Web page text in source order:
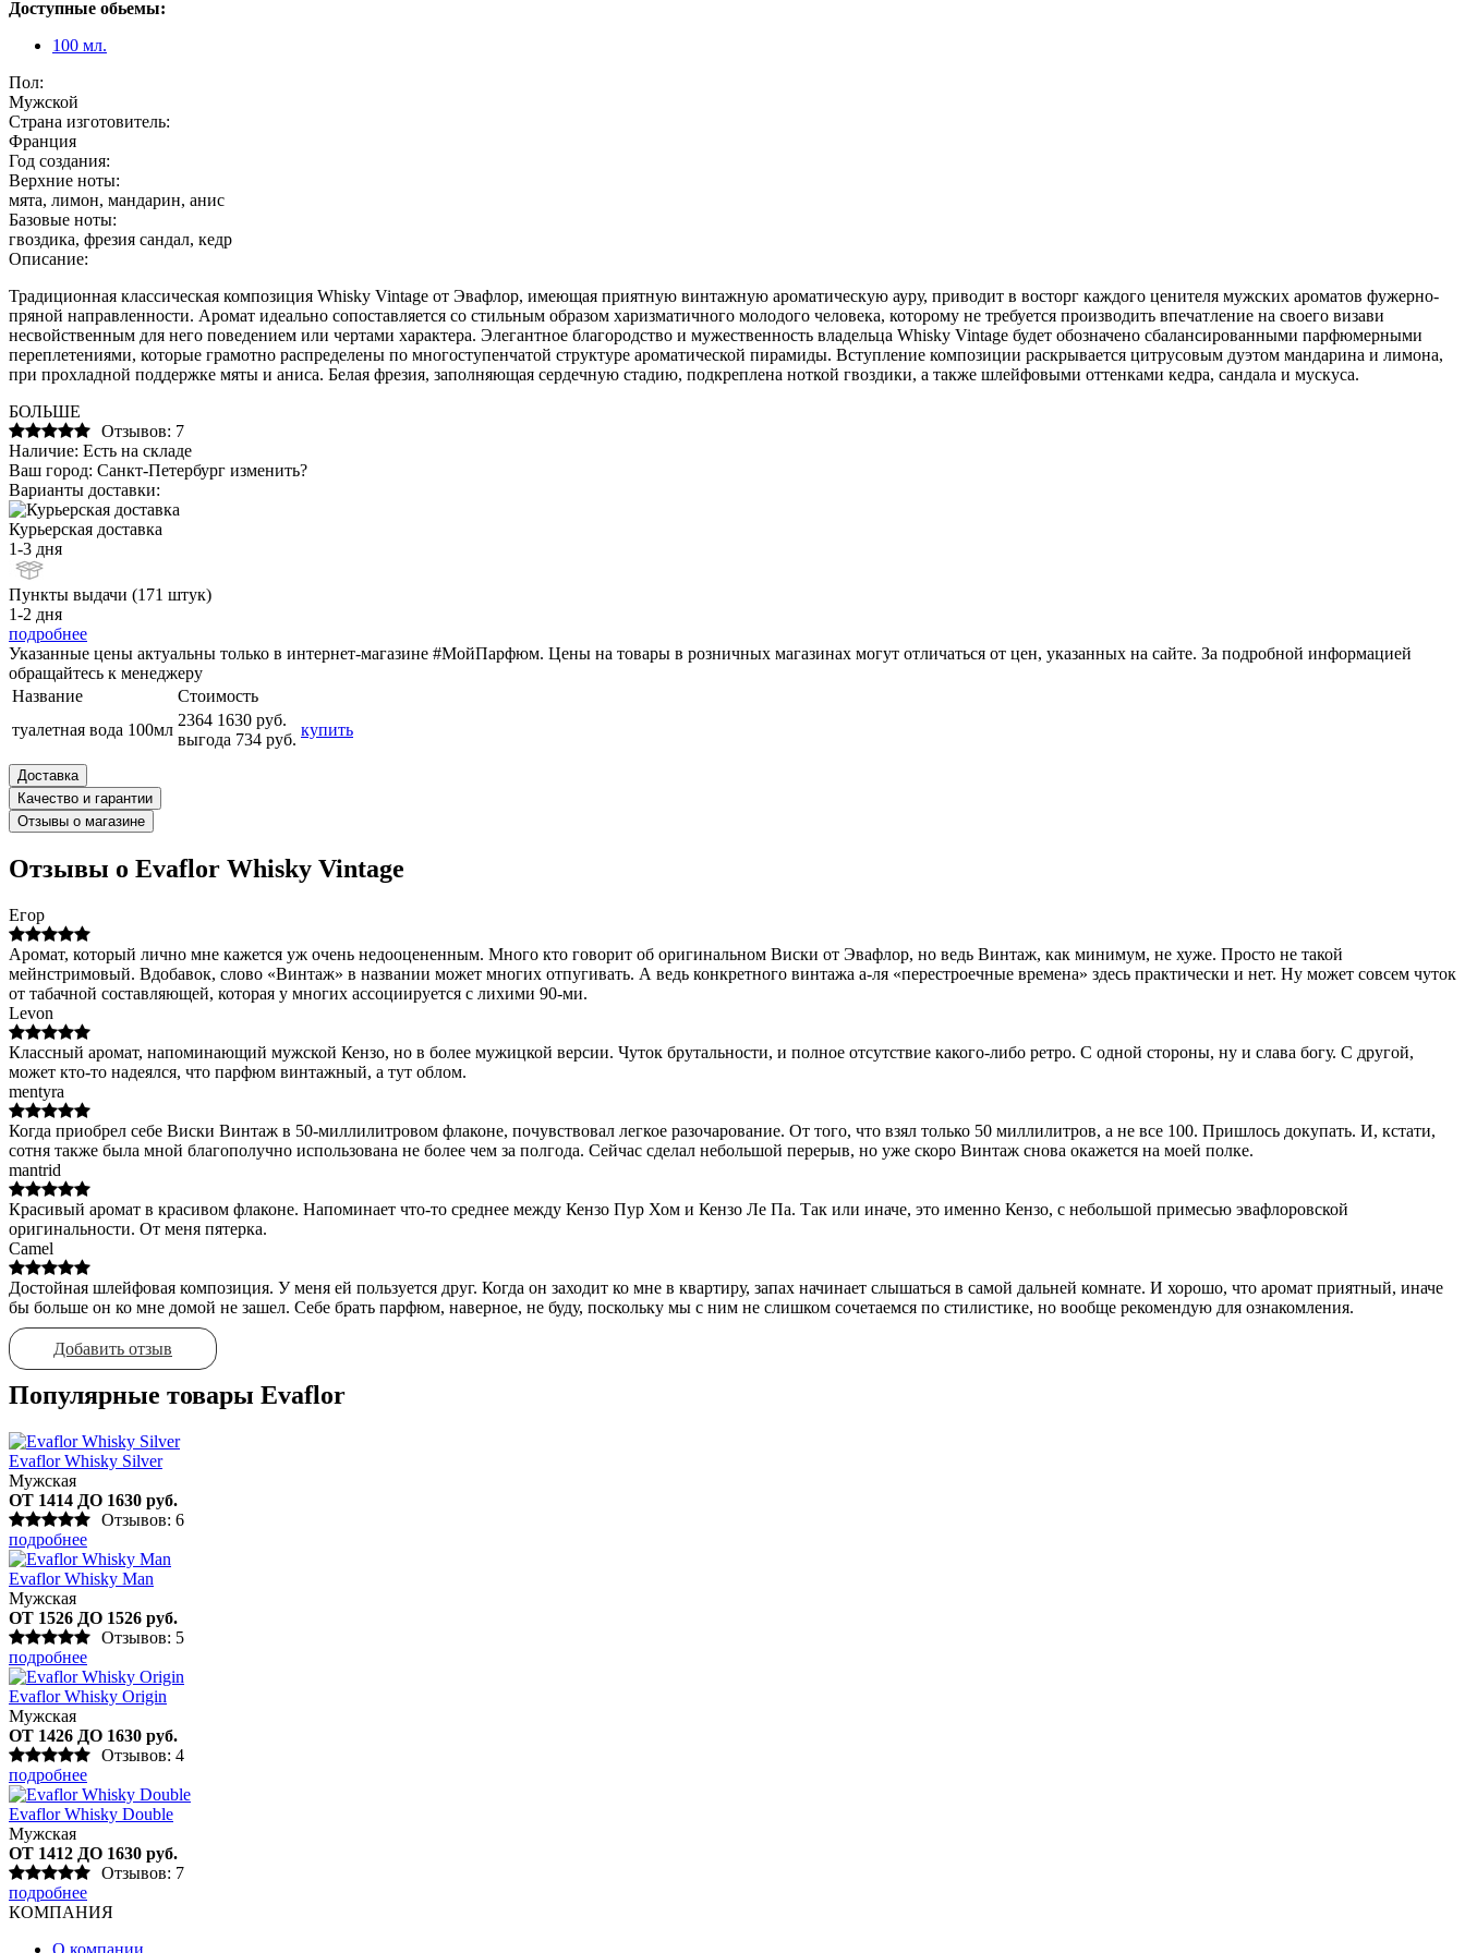
Доступные обьемы:
100 мл.
Пол:
Мужской
Страна изготовитель:
Франция
Год создания:
Верхние ноты:
мята, лимон, мандарин, анис
Базовые ноты:
гвоздика, фрезия сандал, кедр
Описание:
Традиционная классическая композиция Whisky Vintage от Эвафлор, имеющая приятную винтажную ароматическую ауру, приводит в восторг каждого ценителя мужских ароматов фужерно-
пряной направленности. Аромат идеально сопоставляется со стильным образом харизматичного молодого человека, которому не требуется производить впечатление на своего визави
несвойственным для него поведением или чертами характера. Элегантное благородство и мужественность владельца Whisky Vintage будет обозначено сбалансированными парфюмерными
переплетениями, которые грамотно распределены по многоступенчатой структуре ароматической пирамиды. Вступление композиции раскрывается цитрусовым дуэтом мандарина и лимона,
при прохладной поддержке мяты и аниса. Белая фрезия, заполняющая сердечную стадию, подкреплена ноткой гвоздики, а также шлейфовыми оттенками кедра, сандала и мускуса.
БОЛЬШЕ
Отзывов: 7
Наличие: Есть на складе
Ваш город: Санкт-Петербург изменить?
Варианты доставки:
Курьерская доставка
1-3 дня
Пункты выдачи (171 штук)
1-2 дня
подробнее
Указанные цены актуальны только в интернет-магазине #МойПарфюм. Цены на товары в розничных магазинах могут отличаться от цен, указанных на сайте. За подробной информацией
обращайтесь к менеджеру
Название
Стоимость
туалетная вода 100мл
2364 1630 руб.
выгода 734 руб.
купить
Доставка
Качество и гарантии
Отзывы о магазине
Отзывы о Evaflor Whisky Vintage
Егор
Аромат, который лично мне кажется уж очень недооцененным. Много кто говорит об оригинальном Виски от Эвафлор, но ведь Винтаж, как минимум, не хуже. Просто не такой
мейнстримовый. Вдобавок, слово «Винтаж» в названии может многих отпугивать. А ведь конкретного винтажа а-ля «перестроечные времена» здесь практически и нет. Ну может совсем чуток
от табачной составляющей, которая у многих ассоциируется с лихими 90-ми.
Levon
Классный аромат, напоминающий мужской Кензо, но в более мужицкой версии. Чуток брутальности, и полное отсутствие какого-либо ретро. С одной стороны, ну и слава богу. С другой,
может кто-то надеялся, что парфюм винтажный, а тут облом.
mentyra
Когда приобрел себе Виски Винтаж в 50-миллилитровом флаконе, почувствовал легкое разочарование. От того, что взял только 50 миллилитров, а не все 100. Пришлось докупать. И, кстати,
сотня также была мной благополучно использована не более чем за полгода. Сейчас сделал небольшой перерыв, но уже скоро Винтаж снова окажется на моей полке.
mantrid
Красивый аромат в красивом флаконе. Напоминает что-то среднее между Кензо Пур Хом и Кензо Ле Па. Так или иначе, это именно Кензо, с небольшой примесью эвафлоровской
оригинальности. От меня пятерка.
Camel
Достойная шлейфовая композиция. У меня ей пользуется друг. Когда он заходит ко мне в квартиру, запах начинает слышаться в самой дальней комнате. И хорошо, что аромат приятный, иначе
бы больше он ко мне домой не зашел. Себе брать парфюм, наверное, не буду, поскольку мы с ним не слишком сочетаемся по стилистике, но вообще рекомендую для ознакомления.
Добавить отзыв
Популярные товары Evaflor
Evaflor Whisky Silver
Мужская
ОТ 1414 ДО 1630 руб.
Отзывов: 6
подробнее
Evaflor Whisky Man
Мужская
ОТ 1526 ДО 1526 руб.
Отзывов: 5
подробнее
Evaflor Whisky Origin
Мужская
ОТ 1426 ДО 1630 руб.
Отзывов: 4
подробнее
Evaflor Whisky Double
Мужская
ОТ 1412 ДО 1630 руб.
Отзывов: 7
подробнее
КОМПАНИЯ
О компании